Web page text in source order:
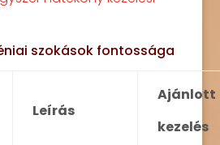
szokások fontossága
Leírás
Ajánlott
kezelés